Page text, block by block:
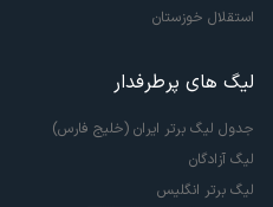
استقلال خوزستان
لیگ های پرطرفدار
جدول لیگ برتر ایران (خلیج فارس)
لیگ آزادگان
لیگ برتر انگلیس